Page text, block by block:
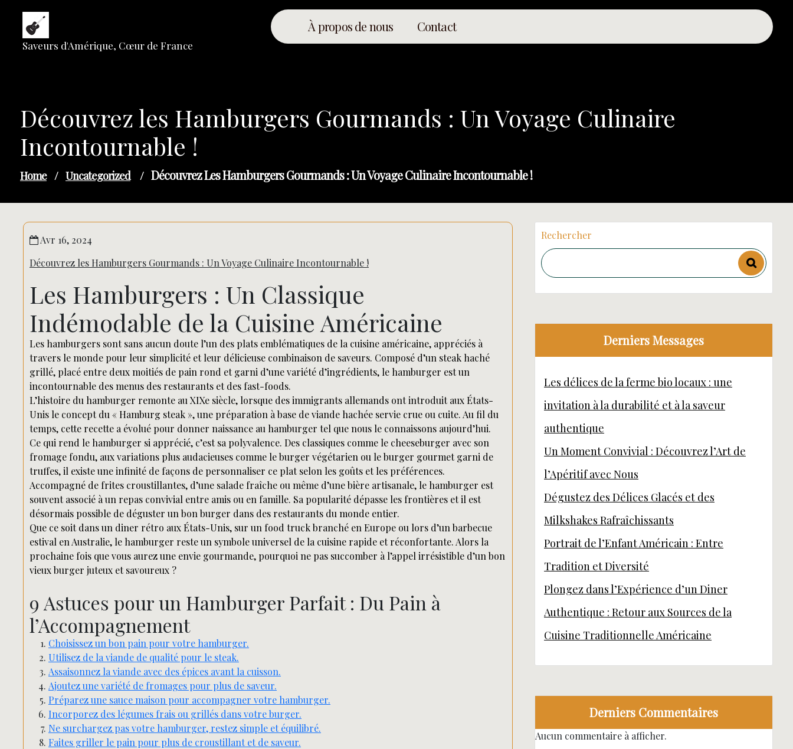
content
Saveurs d'Amérique, Cœur de France
À propos de nous Contact
Découvrez les Hamburgers Gourmands : Un Voyage Culinaire
Incontournable !
Home / Uncategorized / Découvrez Les Hamburgers Gourmands : Un Voyage Culinaire Incontournable !
Avr 16, 2024
Découvrez les Hamburgers Gourmands : Un Voyage Culinaire Incontournable !
Les Hamburgers : Un Classique
Indémodable de la Cuisine Américaine
Les hamburgers sont sans aucun doute l’un des plats emblématiques de la cuisine américaine, appréciés à
travers le monde pour leur simplicité et leur délicieuse combinaison de saveurs. Composé d’un steak haché
grillé, placé entre deux moitiés de pain rond et garni d’une variété d’ingrédients, le hamburger est un
incontournable des menus des restaurants et des fast-foods.
L’histoire du hamburger remonte au XIXe siècle, lorsque des immigrants allemands ont introduit aux États-
Unis le concept du « Hamburg steak », une préparation à base de viande hachée servie crue ou cuite. Au fil du
temps, cette recette a évolué pour donner naissance au hamburger tel que nous le connaissons aujourd’hui.
Ce qui rend le hamburger si apprécié, c’est sa polyvalence. Des classiques comme le cheeseburger avec son
fromage fondu, aux variations plus audacieuses comme le burger végétarien ou le burger gourmet garni de
truffes, il existe une infinité de façons de personnaliser ce plat selon les goûts et les préférences.
Accompagné de frites croustillantes, d’une salade fraîche ou même d’une bière artisanale, le hamburger est
souvent associé à un repas convivial entre amis ou en famille. Sa popularité dépasse les frontières et il est
désormais possible de déguster un bon burger dans des restaurants du monde entier.
Que ce soit dans un diner rétro aux États-Unis, sur un food truck branché en Europe ou lors d’un barbecue
estival en Australie, le hamburger reste un symbole universel de la cuisine rapide et réconfortante. Alors la
prochaine fois que vous aurez une envie gourmande, pourquoi ne pas succomber à l’appel irrésistible d’un bon
vieux burger juteux et savoureux ?
9 Astuces pour un Hamburger Parfait : Du Pain à
l’Accompagnement
Choisissez un bon pain pour votre hamburger.
Utilisez de la viande de qualité pour le steak.
Assaisonnez la viande avec des épices avant la cuisson.
Ajoutez une variété de fromages pour plus de saveur.
Préparez une sauce maison pour accompagner votre hamburger.
Incorporez des légumes frais ou grillés dans votre burger.
Ne surchargez pas votre hamburger, restez simple et équilibré.
Faites griller le pain pour plus de croustillant et de saveur.
Rechercher
Derniers Messages
Les délices de la ferme bio locaux : une
invitation à la durabilité et à la saveur
authentique
Un Moment Convivial : Découvrez l’Art de
l’Apéritif avec Nous
Dégustez des Délices Glacés et des
Milkshakes Rafraîchissants
Portrait de l’Enfant Américain : Entre
Tradition et Diversité
Plongez dans l’Expérience d’un Diner
Authentique : Retour aux Sources de la
Cuisine Traditionnelle Américaine
Derniers Commentaires
Aucun commentaire à afficher.